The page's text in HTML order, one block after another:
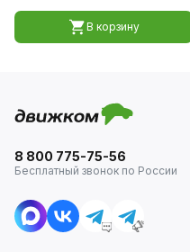
В корзину
8 800 775-75-56
Бесплатный звонок по России